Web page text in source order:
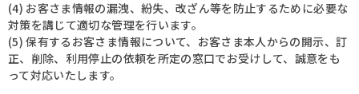
(4) お客さま情報の漏洩、紛失、改ざん等を防止するために必要な
対策を講じて適切な管理を行います。
(5) 保有するお客さま情報について、お客さま本人からの開示、訂
正、削除、利用停止の依頼を所定の窓口でお受けして、誠意をも
って対応いたします。